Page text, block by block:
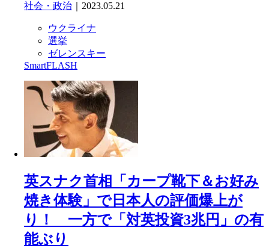
社会・政治 ｜2023.05.21
ウクライナ
選挙
ゼレンスキー
SmartFLASH
英スナク首相「カープ靴下＆お好み
焼き体験」で日本人の評価爆上が
り！ 一方で「対英投資3兆円」の有
能ぶり